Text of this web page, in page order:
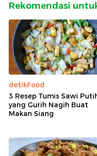
Rekomendasi
detikFood
3 Resep Tumis Sawi
yang Gurih Nagih Buat
Makan Siang